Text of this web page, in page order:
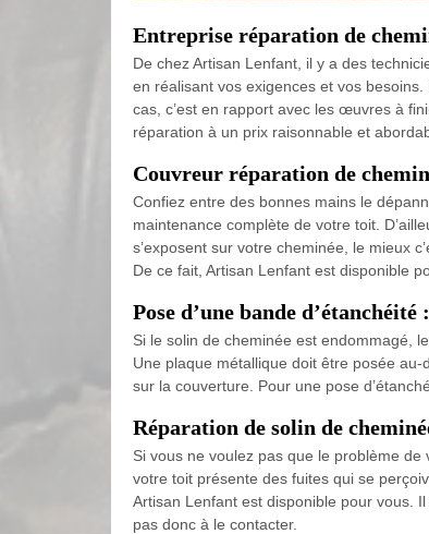
Entreprise réparation de
De chez Artisan Lenfant, il y a des
en réalisant vos exigences et vos
cas, c’est en rapport avec les œuvres à
réparation à un prix raisonnable et
Couvreur réparation de
Confiez entre des bonnes mains le
maintenance complète de votre toit.
s’exposent sur votre cheminée, le mieux
De ce fait, Artisan Lenfant est disponible
Pose d’une bande
Si le solin de cheminée est endommagé,
Une plaque métallique doit être posée au-
sur la couverture. Pour une pose
Réparation de solin de
Si vous ne voulez pas que le problème
votre toit présente des fuites qui se
Artisan Lenfant est disponible pour vous.
pas donc à le contacter.